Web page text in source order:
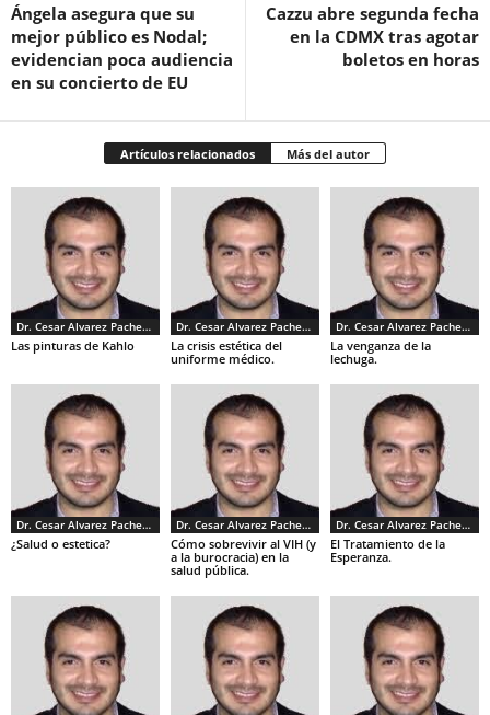
Ángela asegura que su
mejor público es Nodal;
evidencian poca audiencia
en su concierto de EU
Cazzu abre segunda fecha
en la CDMX tras agotar
boletos en horas
Artículos relacionados Más del autor
Dr. Cesar Alvarez Pacheco
Las pinturas de Kahlo
Dr. Cesar Alvarez Pacheco
La crisis estética del
uniforme médico.
Dr. Cesar Alvarez Pacheco
La venganza de la
lechuga.
Dr. Cesar Alvarez Pacheco
¿Salud o estetica?
Dr. Cesar Alvarez Pacheco
Cómo sobrevivir al VIH (y
a la burocracia) en la
salud pública.
Dr. Cesar Alvarez Pacheco
El Tratamiento de la
Esperanza.